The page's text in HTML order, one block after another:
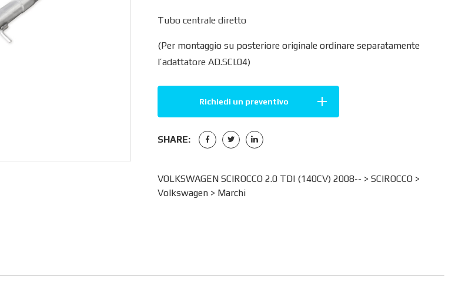
Tubo centrale diretto
(Per montaggio su posteriore originale ordinare separatamente
l’adattatore AD.SCI.04)
Richiedi un preventivo
SHARE:
VOLKSWAGEN SCIROCCO 2.0 TDI (140CV) 2008-- > SCIROCCO>
Volkswagen> Marchi